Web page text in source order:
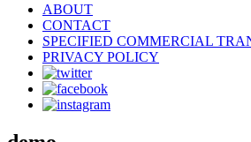
ABOUT
CONTACT
SPECIFIED COMMERCIAL
PRIVACY POLICY